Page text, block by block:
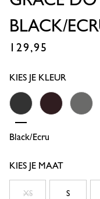
BLACK/
129,95
KIES JE KLEUR
Black/ecru
Espresso/kit
KIES JE MAAT
XS S